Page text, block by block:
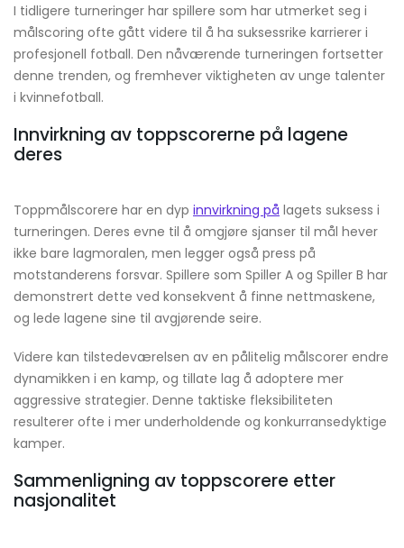
I tidligere turneringer har spillere som har utmerket seg i
målscoring ofte gått videre til å ha suksessrike karrierer i
profesjonell fotball. Den nåværende turneringen fortsetter
denne trenden, og fremhever viktigheten av unge talenter
i kvinnefotball.
Innvirkning av toppscorerne på lagene
deres
Toppmålscorere har en dyp innvirkning på lagets suksess i
turneringen. Deres evne til å omgjøre sjanser til mål hever
ikke bare lagmoralen, men legger også press på
motstanderens forsvar. Spillere som Spiller A og Spiller B har
demonstrert dette ved konsekvent å finne nettmaskene,
og lede lagene sine til avgjørende seire.
Videre kan tilstedeværelsen av en pålitelig målscorer endre
dynamikken i en kamp, og tillate lag å adoptere mer
aggressive strategier. Denne taktiske fleksibiliteten
resulterer ofte i mer underholdende og konkurransedyktige
kamper.
Sammenligning av toppscorere etter
nasjonalitet